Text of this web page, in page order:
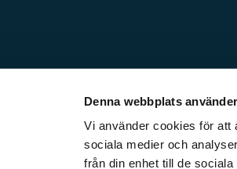
Denna webbplats
Vi använder cookies för att
sociala medier och
från din enhet till de